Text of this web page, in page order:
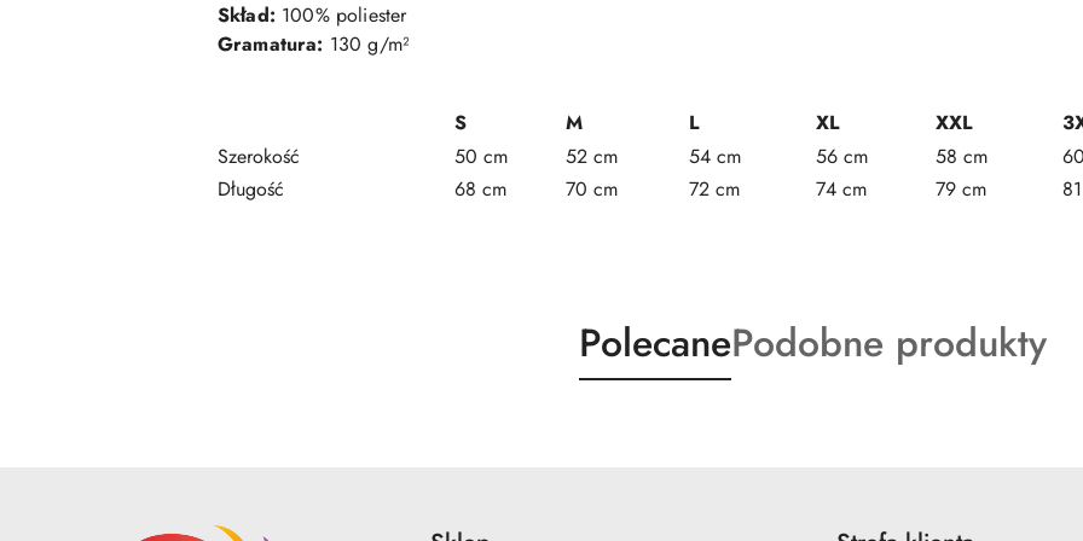
Skład: 100% poliester
Gramatura: 130 g/m²
S M L XL XXL
Szerokość
50 cm 52 cm 54 cm 56 cm 58 cm
Długość
68 cm 70 cm 72 cm 74 cm 79 cm
Produkty
o
PolecaneProdukty
o
Podobne produkty